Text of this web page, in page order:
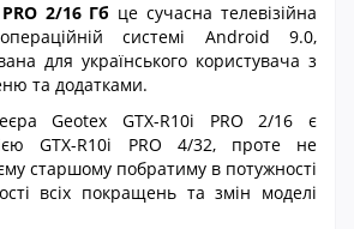
2/16 Гб це сучасна телевізійна
системі Android 9.0,
для українського користувача з
та додатками.
Geotex GTX-R10i PRO 2/16 є
GTX-R10i PRO 4/32, проте не
старшому побратиму в потужності
всіх покращень та змін моделі